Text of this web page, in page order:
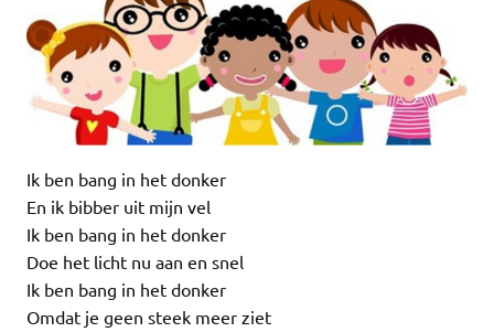
Ik ben bang in het donker
En ik bibber uit mijn vel
Ik ben bang in het donker
Doe het licht nu aan en snel
Ik ben bang in het donker
Omdat je geen steek meer ziet